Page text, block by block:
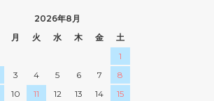
2026年8月
月 火 水 木 金
土
1
3 4 5 6 7
8
10 11 12 13 14
15